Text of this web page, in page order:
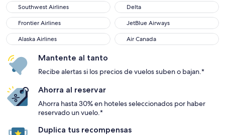
Southwest Airlines
Southwest Airlines Delta
Delta
Frontier Airlines
Frontier Airlines JetBlue Airways
JetBlue Airways
Alaska Airlines
Alaska Airlines Air Canada
Air Canada
Mantente al tanto
Recibe alertas si los precios de vuelos suben o bajan.*
Ahorra al reservar
Ahorra hasta 30% en hoteles seleccionados por haber
reservado un vuelo.*
Duplica tus recompensas